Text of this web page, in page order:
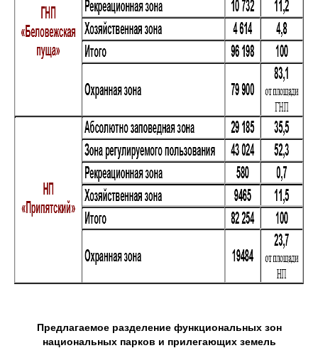
Предлагаемое разделение функциональных зон
национальных парков и прилегающих земель